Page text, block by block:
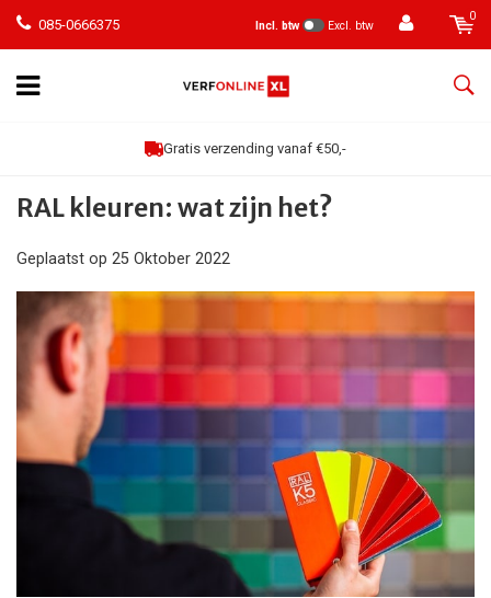
085-0666375 Incl. btw Excl. btw
0
Gratis verzending vanaf €50,-
RAL kleuren: wat zijn het?
Geplaatst op 25 Oktober 2022